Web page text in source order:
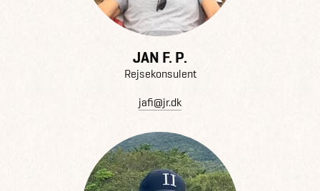
JAN F. P.
Rejsekonsulent
jafi@jr.dk